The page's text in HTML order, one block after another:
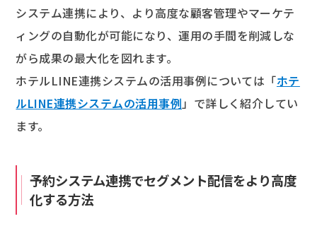
システム連携により、より高度な顧客管理やマーケテ
ィングの自動化が可能になり、運用の手間を削減しな
がら成果の最大化を図れます。
ホテルLINE連携システムの活用事例については「ホテ
ルLINE連携システムの活用事例」で詳しく紹介してい
ます。
予約システム連携でセグメント配信をより高度
化する方法